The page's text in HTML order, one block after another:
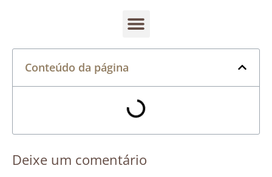
Conteúdo da página
Deixe um comentário